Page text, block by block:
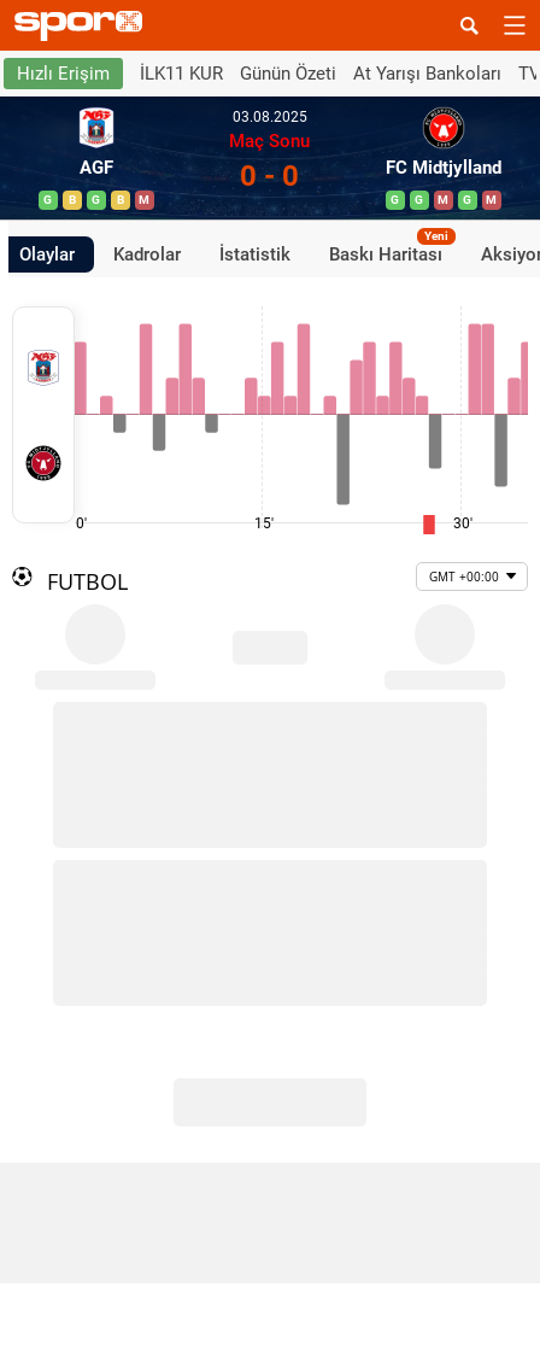
Hızlı Erişim İLK11 KUR Günün Özeti At Yarışı Bankoları
AGF
G B G B M
03.08.2025
Maç Sonu
0 - 0 FC Midtjylland
G G M G M
Olaylar Kadrolar İstatistik Baskı Haritası
Yeni
0' 15' 30'
FUTBOL GMT +00:00